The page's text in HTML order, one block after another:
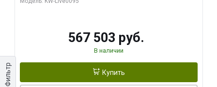
Фильтр
567 503 руб.
В наличии
Купить